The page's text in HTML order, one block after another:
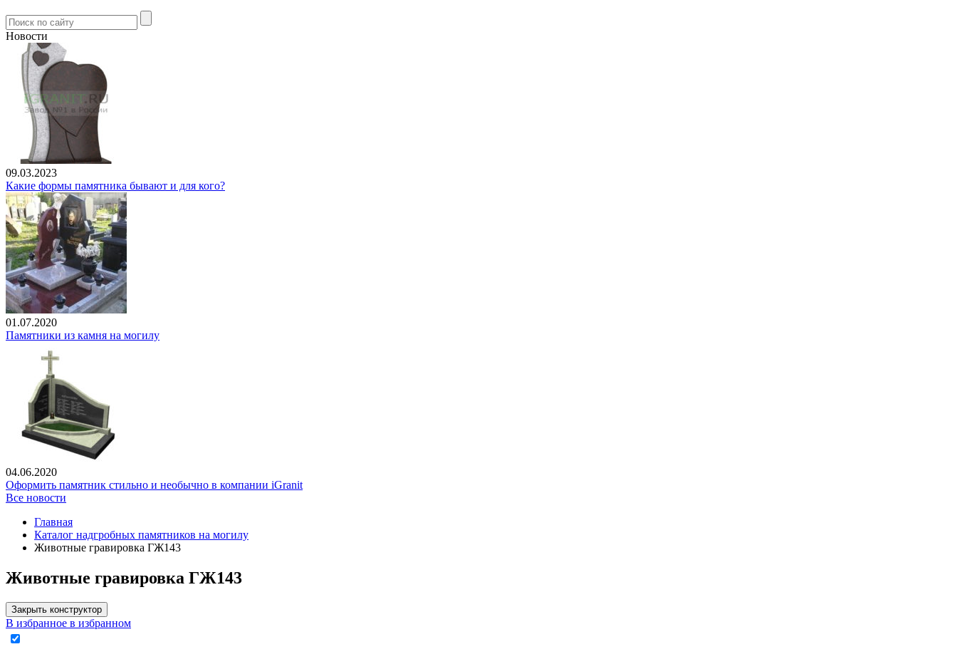
Новости
09.03.2023
Какие формы памятника бывают и для кого?
01.07.2020
Памятники из камня на могилу
04.06.2020
Оформить памятник стильно и необычно в компании iGranit
Все новости
Главная
Каталог надгробных памятников на могилу
Животные гравировка ГЖ143
Животные гравировка ГЖ143
Закрыть конструктор
В избранное в избранном